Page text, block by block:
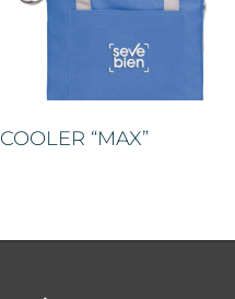
COOLER “MAX”